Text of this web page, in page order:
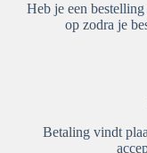
Heb je een
op zodra je
Betaling vindt